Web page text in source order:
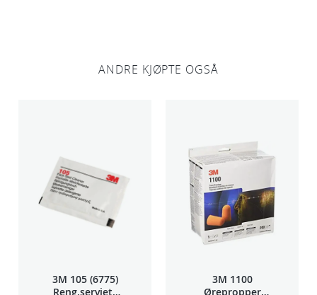
ANDRE KJØPTE OGSÅ
3M 105 (6775)
Reng.serviett
3M 1100
Ørepropper